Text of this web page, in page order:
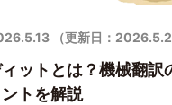
（更新日：
ットとは？機械翻訳
トを解説